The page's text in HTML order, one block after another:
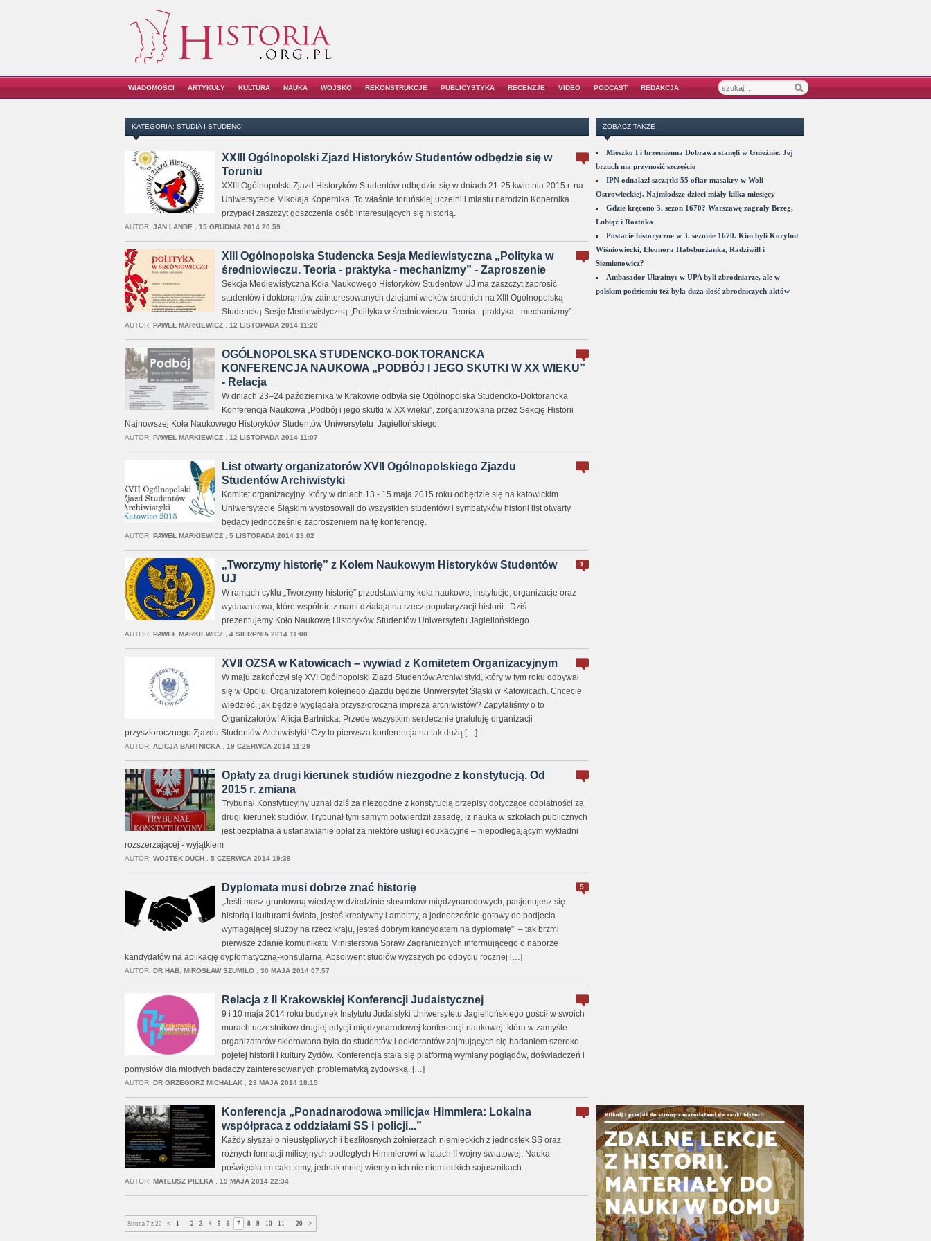
WIADOMOŚCI ARTYKUŁY KULTURA NAUKA WOJSKO REKONSTRUKCJE PUBLICYSTYKA RECENZJE VIDEO PODCAST REDAKCJA
KATEGORIA: STUDIA I STUDENCI
XXIII Ogólnopolski Zjazd Historyków Studentów odbędzie się w
Toruniu
XXIII Ogólnopolski Zjazd Historyków Studentów odbędzie się w dniach 21-25 kwietnia 2015 r. na
Uniwersytecie Mikołaja Kopernika. To właśnie toruńskiej uczelni i miastu narodzin Kopernika
przypadł zaszczyt goszczenia osób interesujących się historią.
AUTOR: JAN LANDE 15 GRUDNIA 2014 20:59
XIII Ogólnopolska Studencka Sesja Mediewistyczna „Polityka w
średniowieczu. Teoria - praktyka - mechanizmy” - Zaproszenie
Sekcja Mediewistyczna Koła Naukowego Historyków Studentów UJ ma zaszczyt zaprosić
studentów i doktorantów zainteresowanych dziejami wieków średnich na XIII Ogólnopolską
Studencką Sesję Mediewistyczną „Polityka w średniowieczu. Teoria - praktyka - mechanizmy”.
AUTOR: PAWEŁ MARKIEWICZ, 12 LISTOPADA 2014 11:20
OGÓLNOPOLSKA STUDENCKO-DOKTORANCKA
KONFERENCJA NAUKOWA „PODBÓJ I JEGO SKUTKI W XX WIEKU”
- Relacja
W dniach 23–24 października w Krakowie odbyła się Ogólnopolska Studencko-Doktorancka
Konferencja Naukowa „Podbój i jego skutki w XX wieku”, zorganizowana przez Sekcję Historii
Najnowszej Koła Naukowego Historyków Studentów Uniwersytetu Jagiellońskiego.
AUTOR: PAWEŁ MARKIEWICZ, 12 LISTOPADA 2014 11:07
List otwarty organizatorów XVII Ogólnopolskiego Zjazdu
Studentów Archiwistyki
Komitet organizacyjny który w dniach 13 - 15 maja 2015 roku odbędzie się na katowickim
Uniwersytecie Śląskim wystosowali do wszystkich studentów i sympatyków historii list otwarty
będący jednocześnie zaproszeniem na tę konferencję.
AUTOR: PAWEŁ MARKIEWICZ, 5 LISTOPADA 2014 19:02
1
„Tworzymy historię” z Kołem Naukowym Historyków Studentów
UJ
W ramach cyklu „Tworzymy historię” przedstawiamy koła naukowe, instytucje, organizacje oraz
wydawnictwa, które wspólnie z nami działają na rzecz popularyzacji historii. Dziś
prezentujemy Koło Naukowe Historyków Studentów Uniwersytetu Jagiellońskiego.
AUTOR: PAWEŁ MARKIEWICZ, 4 SIERPNIA 2014 11:00
XVII OZSA w Katowicach – wywiad z Komitetem Organizacyjnym
W maju zakończył się XVI Ogólnopolski Zjazd Studentów Archiwistyki, który w tym roku odbywał
się w Opolu. Organizatorem kolejnego Zjazdu będzie Uniwersytet Śląski w Katowicach. Chcecie
wiedzieć, jak będzie wyglądała przyszłoroczna impreza archiwistów? Zapytaliśmy o to
Organizatorów! Alicja Bartnicka: Przede wszystkim serdecznie gratuluję organizacji
przyszłorocznego Zjazdu Studentów Archiwistyki! Czy to pierwsza konferencja na tak dużą […]
AUTOR: ALICJA BARTNICKA, 19 CZERWCA 2014 11:29
Opłaty za drugi kierunek studiów niezgodne z konstytucją. Od
2015 r. zmiana
Trybunał Konstytucyjny uznał dziś za niezgodne z konstytucją przepisy dotyczące odpłatności za
drugi kierunek studiów. Trybunał tym samym potwierdził zasadę, iż nauka w szkołach publicznych
jest bezpłatna a ustanawianie opłat za niektóre usługi edukacyjne – niepodlegającym wykładni
rozszerzającej - wyjątkiem
AUTOR: WOJTEK DUCH, 5 CZERWCA 2014 19:38
5
Dyplomata musi dobrze znać historię
„Jeśli masz gruntowną wiedzę w dziedzinie stosunków międzynarodowych, pasjonujesz się
historią i kulturami świata, jesteś kreatywny i ambitny, a jednocześnie gotowy do podjęcia
wymagającej służby na rzecz kraju, jesteś dobrym kandydatem na dyplomatę” – tak brzmi
pierwsze zdanie komunikatu Ministerstwa Spraw Zagranicznych informującego o naborze
kandydatów na aplikację dyplomatyczną-konsularną. Absolwent studiów wyższych po odbyciu rocznej […]
AUTOR: DR HAB. MIROSŁAW SZUMIŁO, 30 MAJA 2014 07:57
Relacja z II Krakowskiej Konferencji Judaistycznej
9 i 10 maja 2014 roku budynek Instytutu Judaistyki Uniwersytetu Jagiellońskiego gościł w swoich
murach uczestników drugiej edycji międzynarodowej konferencji naukowej, która w zamyśle
organizatorów skierowana była do studentów i doktorantów zajmujących się badaniem szeroko
pojętej historii i kultury Żydów. Konferencja stała się platformą wymiany poglądów, doświadczeń i
pomysłów dla młodych badaczy zainteresowanych problematyką żydowską. […]
AUTOR: DR GRZEGORZ MICHALAK, 23 MAJA 2014 18:15
Konferencja „Ponadnarodowa »milicja« Himmlera: Lokalna
współpraca z oddziałami SS i policji...”
Każdy słyszał o nieustępliwych i bezlitosnych żołnierzach niemieckich z jednostek SS oraz
różnych formacji milicyjnych podległych Himmlerowi w latach II wojny światowej. Nauka
poświęciła im całe tomy, jednak mniej wiemy o ich nie niemieckich sojusznikach.
AUTOR: MATEUSZ PIELKA, 19 MAJA 2014 22:34
Strona 7 z 20 < 1 2 3 4 5 6 7 8 9 10 11 20 >
ZOBACZ TAKŻE
Mieszko I i brzemienna Dobrawa stanęli w Gnieźnie. Jej
brzuch ma przynosić szczęście
IPN odnalazł szczątki 55 ofiar masakry w Woli
Ostrowieckiej. Najmłodsze dzieci miały kilka miesięcy
Gdzie kręcono 3. sezon 1670? Warszawę zagrały Brzeg,
Lubiąż i Roztoka
Postacie historyczne w 3. sezonie 1670. Kim byli Korybut
Wiśniowiecki, Eleonora Habsburżanka, Radziwiłł i
Siemienowicz?
Ambasador Ukrainy: w UPA byli zbrodniarze, ale w
polskim podziemiu też była duża ilość zbrodniczych aktów